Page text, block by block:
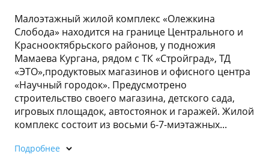
Малоэтажный жилой комплекс «Олежкина
Слобода» находится на границе Центрального и
Краснооктябрьского районов, у подножия
Мамаева Кургана, рядом с ТК «Стройград», ТД
«ЭТО»,продуктовых магазинов и офисного центра
«Научный городок». Предусмотрено
строительство своего магазина, детского сада,
игровых площадок, автостоянок и гаражей. Жилой
комплекс состоит из восьми 6-7-миэтажных...
Подробнее